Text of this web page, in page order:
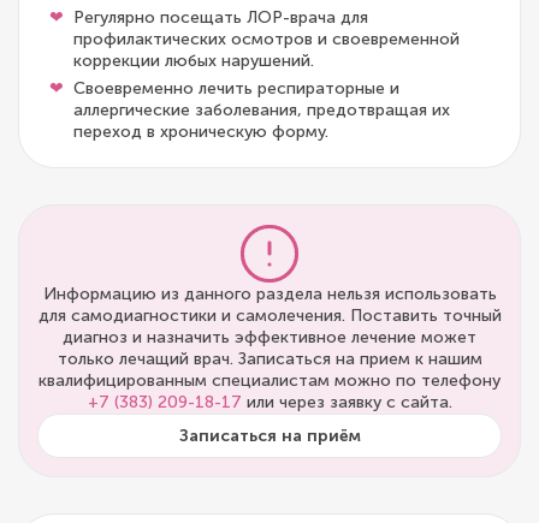
Регулярно посещать ЛОР-врача для
профилактических осмотров и своевременной
коррекции любых нарушений.
Своевременно лечить респираторные и
аллергические заболевания, предотвращая их
переход в хроническую форму.
Информацию из данного раздела нельзя использовать
для самодиагностики и самолечения. Поставить точный
диагноз и назначить эффективное лечение может
только лечащий врач. Записаться на прием к нашим
квалифицированным специалистам можно по телефону
+7 (383) 209-18-17 или через заявку с сайта.
Записаться на приём